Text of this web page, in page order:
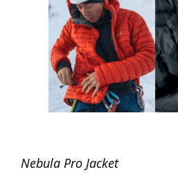
Nebula Pro Jacket